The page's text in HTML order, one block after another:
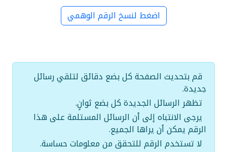
اضغط لنسخ الرقم الوهمي
قم بتحديث الصفحة كل بضع دقائق لتلقي رسائل
جديدة.
تظهر الرسائل الجديدة كل بضع ثوانٍ.
يرجى الانتباه إلى أن الرسائل المستلمة على هذا
الرقم يمكن أن يراها الجميع.
لا تستخدم الرقم للتحقق من معلومات حساسة.